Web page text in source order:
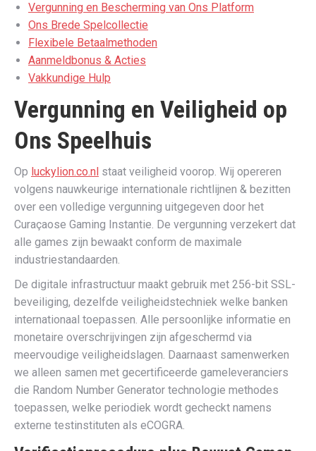
Vergunning en Bescherming van Ons Platform
Ons Brede Spelcollectie
Flexibele Betaalmethoden
Aanmeldbonus & Acties
Vakkundige Hulp
Vergunning en Veiligheid op
Ons Speelhuis
Op luckylion.co.nl staat veiligheid voorop. Wij opereren
volgens nauwkeurige internationale richtlijnen & bezitten
over een volledige vergunning uitgegeven door het
Curaçaose Gaming Instantie. De vergunning verzekert dat
alle games zijn bewaakt conform de maximale
industriestandaarden.
De digitale infrastructuur maakt gebruik met 256-bit SSL-
beveiliging, dezelfde veiligheidstechniek welke banken
internationaal toepassen. Alle persoonlijke informatie en
monetaire overschrijvingen zijn afgeschermd via
meervoudige veiligheidslagen. Daarnaast samenwerken
we alleen samen met gecertificeerde gameleveranciers
die Random Number Generator technologie methodes
toepassen, welke periodiek wordt gecheckt namens
externe testinstituten als eCOGRA.